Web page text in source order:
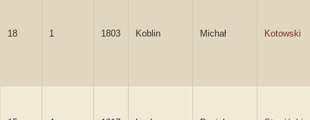
18 1 1803 Koblin Michał Kotowski